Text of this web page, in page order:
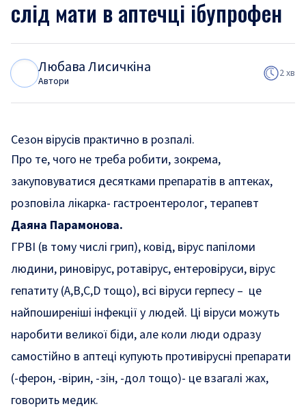
слід мати в аптечці ібупрофен
Любава Лисичкіна
Автори
2 хв
Сезон вірусів практично в розпалі.
Про те, чого не треба робити, зокрема,
закуповуватися десятками препаратів в аптеках,
розповіла лікарка- гастроентеролог, терапевт
Даяна Парамонова.
ГРВІ (в тому числі грип), ковід, вірус папіломи
людини, риновірус, ротавірус, ентеровіруси, вірус
гепатиту (А,В,С,D тощо), всі віруси герпесу – це
найпоширеніші інфекції у людей. Ці віруси можуть
наробити великої біди, але коли люди одразу
самостійно в аптеці купують противірусні препарати
(-ферон, -вірин, -зін, -дол тощо)- це взагалі жах,
говорить медик.